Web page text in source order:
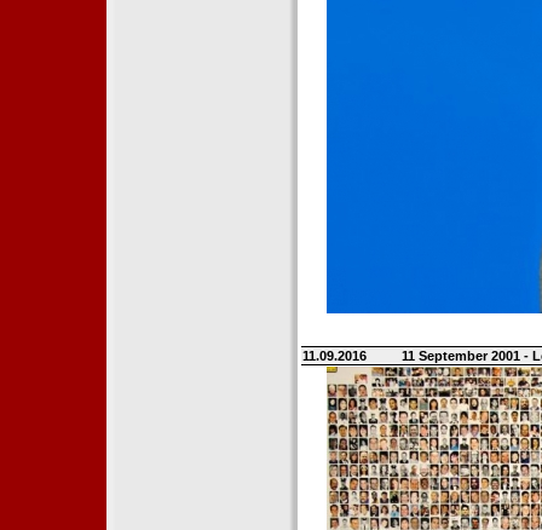
11.09.2016 11 September 2001 -